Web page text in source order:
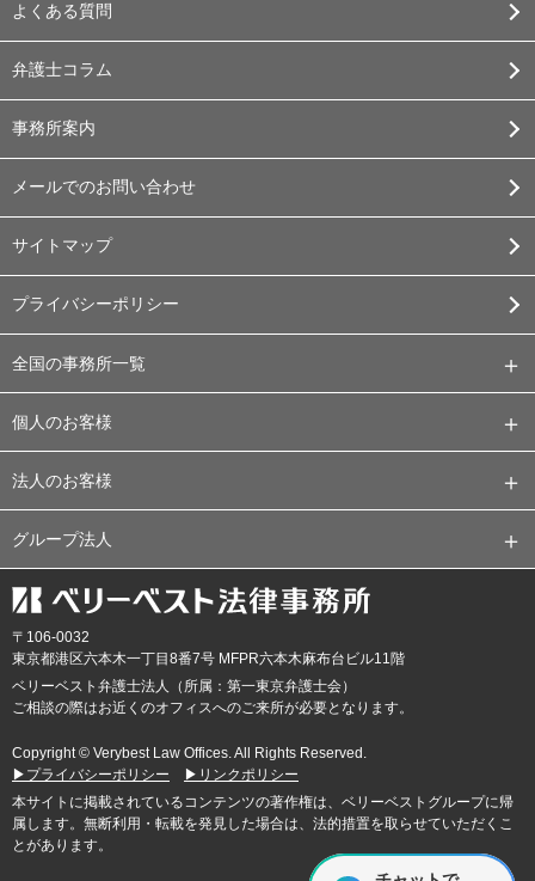
よくある質問
弁護士コラム
事務所案内
メールでのお問い合わせ
サイトマップ
プライバシーポリシー
全国の事務所一覧
個人のお客様
法人のお客様
グループ法人
〒106-0032
東京都港区六本木一丁目8番7号 MFPR六本木麻布台ビル11階
ベリーベスト弁護士法人（所属：第一東京弁護士会）
ご相談の際はお近くのオフィスへのご来所が必要となります。
Copyright © Verybest Law Offices. All Rights Reserved.
▶プライバシーポリシー
▶リンクポリシー
本サイトに掲載されているコンテンツの著作権は、ベリーベストグループに帰
属します。無断利用・転載を発見した場合は、法的措置を取らせていただくこ
とがあります。